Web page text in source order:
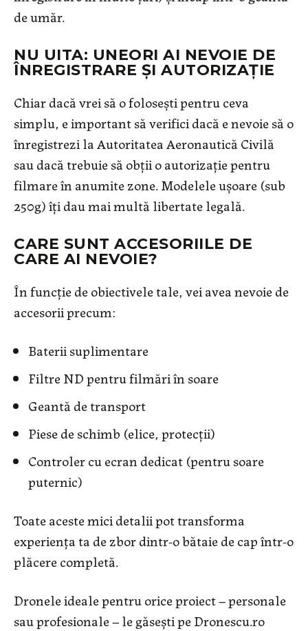
de umăr.
NU UITA: UNEORI AI NEVOIE DE
ÎNREGISTRARE ȘI AUTORIZAȚIE
Chiar dacă vrei să o folosești pentru ceva
simplu, e important să verifici dacă e nevoie să o
înregistrezi la Autoritatea Aeronautică Civilă
sau dacă trebuie să obții o autorizație pentru
filmare în anumite zone. Modelele ușoare (sub
250g) îți dau mai multă libertate legală.
CARE SUNT ACCESORIILE DE
CARE AI NEVOIE?
În funcție de obiectivele tale, vei avea nevoie de
accesorii precum:
Baterii suplimentare
Filtre ND pentru filmări în soare
Geantă de transport
Piese de schimb (elice, protecții)
Controler cu ecran dedicat (pentru soare
puternic)
Toate aceste mici detalii pot transforma
experiența ta de zbor dintr-o bătaie de cap într-o
plăcere completă.
Dronele ideale pentru orice proiect – personale
sau profesionale – le găsești pe Dronescu.ro